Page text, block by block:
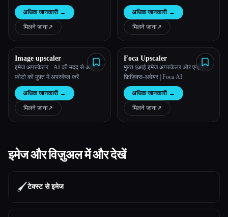
नहीं
अधिक जानकारी →
मिलने जाना↗︎
अधिक जानकारी →
मिलने जाना↗︎
Image upscaler
इमेज अपस्केलर - AI की मदद से अपनी
फ़ोटो को मुफ़्त में अपस्केल करें
अधिक जानकारी →
मिलने जाना↗︎
Foca Upscaler
मुफ़्त एआई इमेज अपस्केलर और एन्हांसर:
फ़िज़िक्स-अवेयर | Foca AI
अधिक जानकारी →
मिलने जाना↗︎
इमेज और विज़ुअल में और देखें
🖌️टेक्स्ट से इमेज